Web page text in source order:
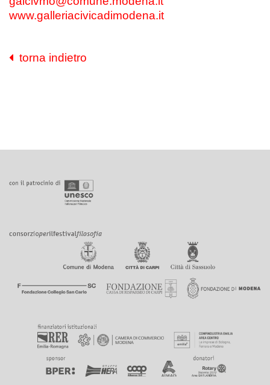
www.galleriacivicadimodena.it
torna indietro